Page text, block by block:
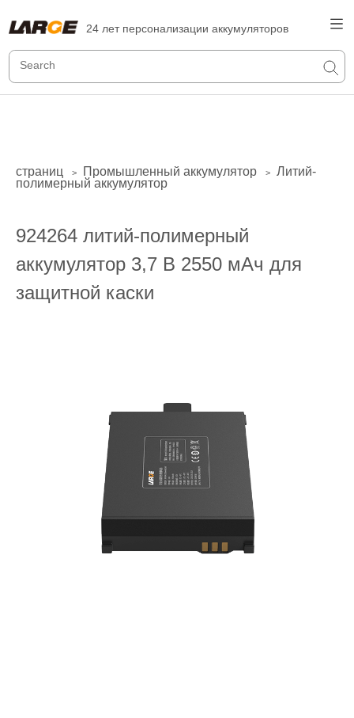
24 лет персонализации аккумуляторов
страниц > Промышленный аккумулятор >
Литий-
полимерный аккумулятор
924264 литий-полимерный
аккумулятор 3,7 В 2550 мАч для
защитной каски